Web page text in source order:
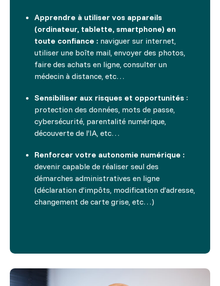
Apprendre à utiliser vos appareils
(ordinateur, tablette, smartphone) en
toute confiance : naviguer sur internet,
utiliser une boîte mail, envoyer des photos,
faire des achats en ligne, consulter un
médecin à distance, etc…
Sensibiliser aux risques et opportunités :
protection des données, mots de passe,
cybersécurité, parentalité numérique,
découverte de l’IA, etc…
Renforcer votre autonomie numérique :
devenir capable de réaliser seul des
démarches administratives en ligne
(déclaration d’impôts, modification d’adresse,
changement de carte grise, etc…)